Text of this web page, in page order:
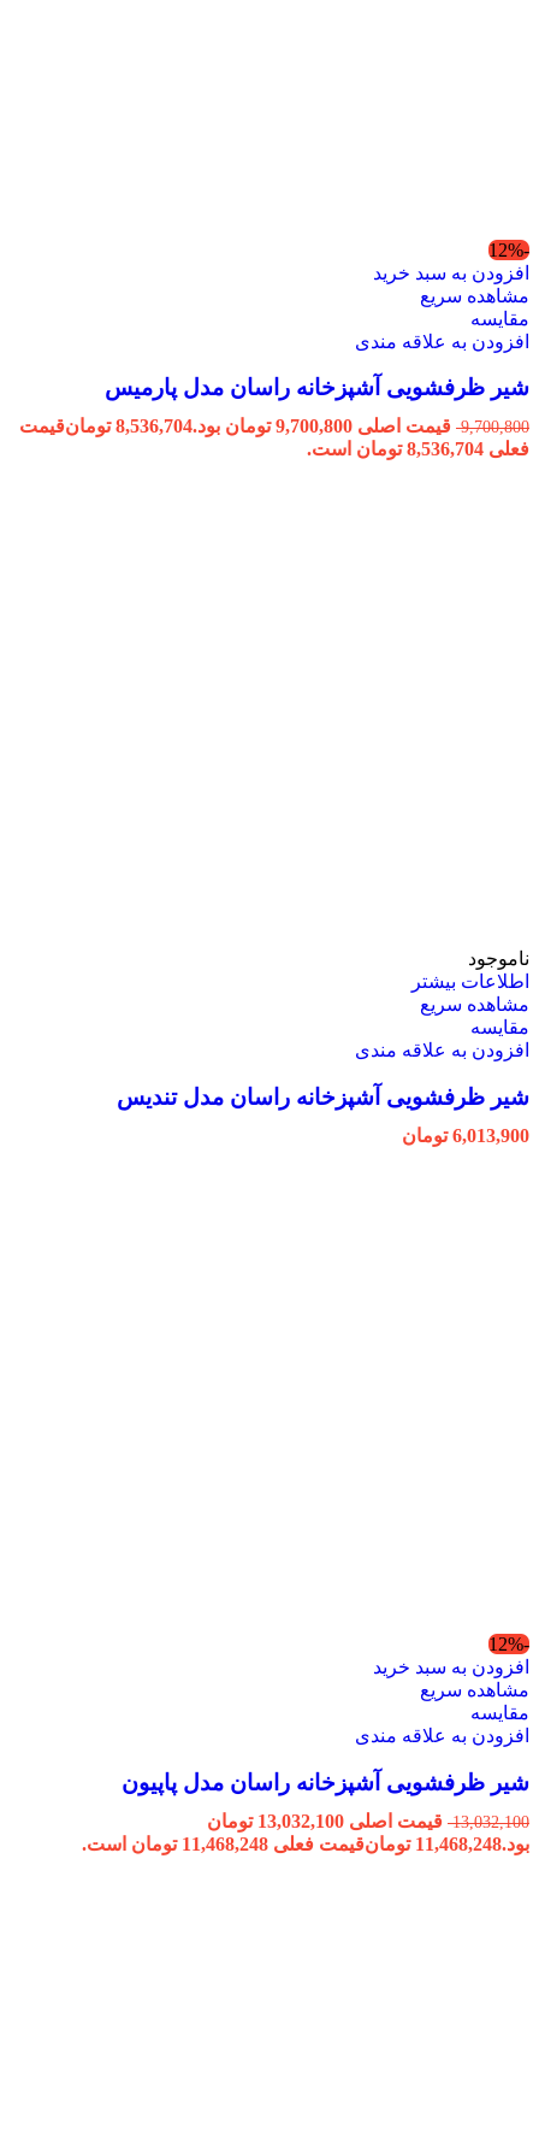
-12%
افزودن به سبد خرید
مشاهده سریع
مقایسه
افزودن به علاقه مندی
شیر ظرفشویی آشپزخانه راسان مدل پارمیس
9,700,800 قیمت اصلی 9,700,800 تومان بود. 8,536,704 تومانقیمت
فعلی 8,536,704 تومان است.
ناموجود
اطلاعات بیشتر
مشاهده سریع
مقایسه
افزودن به علاقه مندی
شیر ظرفشویی آشپزخانه راسان مدل تندیس
6,013,900 تومان
-12%
افزودن به سبد خرید
مشاهده سریع
مقایسه
افزودن به علاقه مندی
شیر ظرفشویی آشپزخانه راسان مدل پاپیون
13,032,100
قیمت اصلی 13,032,100 تومان
بود.11,468,248 تومانقیمت فعلی 11,468,248 تومان است.